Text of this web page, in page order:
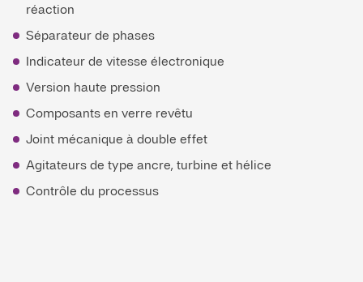
réaction
Séparateur de phases
Indicateur de vitesse électronique
Version haute pression
Composants en verre revêtu
Joint mécanique à double effet
Agitateurs de type ancre, turbine et hélice
Contrôle du processus